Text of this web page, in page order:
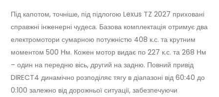
Під капотом, точніше, під підлогою Lexus TZ 2027 приховані
справжні інженерні чудеса. Базова комплектація отримує два
електромотори сумарною потужністю 408 к.с. та крутним
моментом 500 Нм. Кожен мотор видає по 227 к.с. та 268 Нм
– один на передню вісь, другий на задню. Повний привід
DIRECT4 динамічно розподіляє тягу в діапазоні від 60:40 до
0:100 залежно від дорожньої ситуації, забезпечуючи